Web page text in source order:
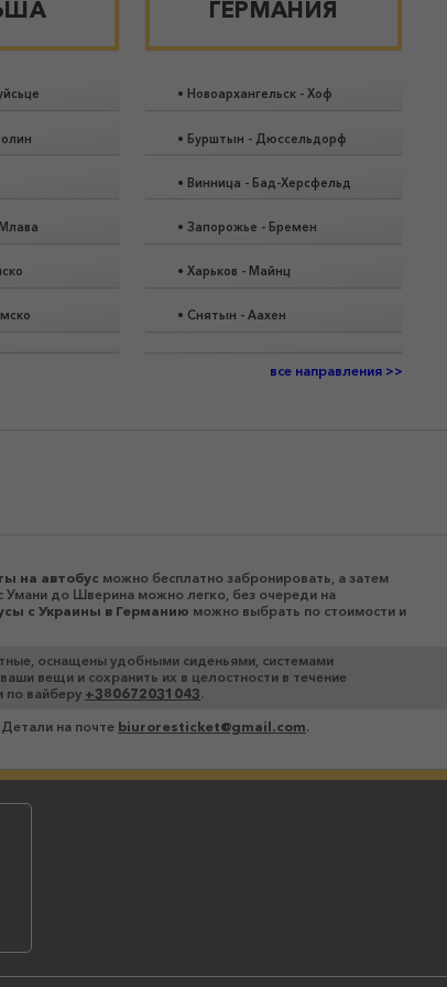
Млава
ГЕРМАНИЯ
• Новоархангельск - Хоф
• Бурштын - Дюссельдорф
• Винница - Бад-Херсфельд
• Запорожье - Бремен
• Харьков - Майнц
• Снятын - Аахен
все направления >>
на автобус можно бесплатно забронировать, а затем
Умани до Шверина можно легко, без очереди на
c Украины в Германию можно выбрать по стоимости и
оснащены удобными сиденьями, системами
вещи и сохранить их в целостности в течение
по вайберу +380672031043.
Детали на почте biuroresticket@gmail.com.